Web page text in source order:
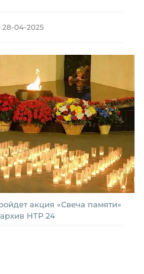
28-04-2025
акция «Свеча памяти»
НТР 24